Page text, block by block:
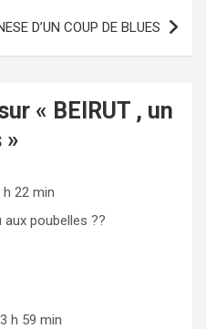
D’UN COUP DE BLUES
« BEIRUT , un
»
22 min
poubelles ??
h 59 min